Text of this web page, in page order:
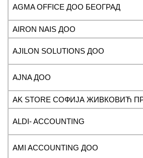
AGMA OFFICE ДОО БЕОГРАД
AIRON NAIS ДОО
AJILON SOLUTIONS ДОО
AJNA ДОО
AK STORE СОФИЈА ЖИВКОВИЋ
ALDI- ACCOUNTING
AMI ACCOUNTING ДОО